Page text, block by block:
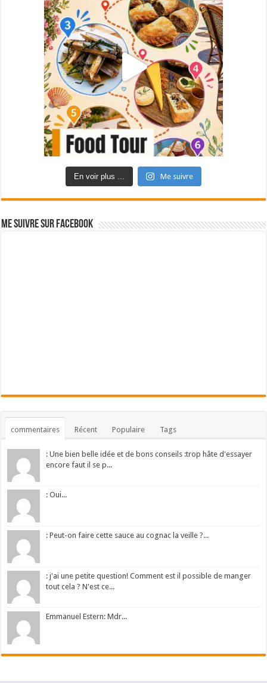
En voir plus ... Me suivre
Me suivre sur Facebook
commentaires Récent Populaire Tags
: Une bien belle idée et de bons conseils :trop hâte d'essayer
encore faut il se p...
: Oui...
: Peut-on faire cette sauce au cognac la veille ?...
: j'ai une petite question! Comment est il possible de manger
tout cela ? N'est ce...
Emmanuel Estern: Mdr...